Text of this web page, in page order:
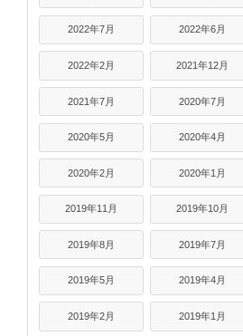
2022年7月 2022年6月
2022年2月 2021年12月
2021年7月 2020年7月
2020年5月 2020年4月
2020年2月 2020年1月
2019年11月 2019年10月
2019年8月 2019年7月
2019年5月 2019年4月
2019年2月 2019年1月